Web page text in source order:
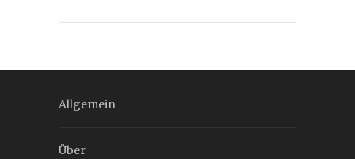
Allgemein
Über